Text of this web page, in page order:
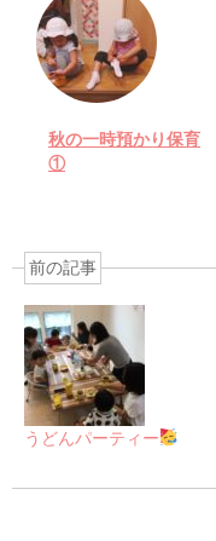
秋の一時預かり保育
①
前の記事
うどんパーティー